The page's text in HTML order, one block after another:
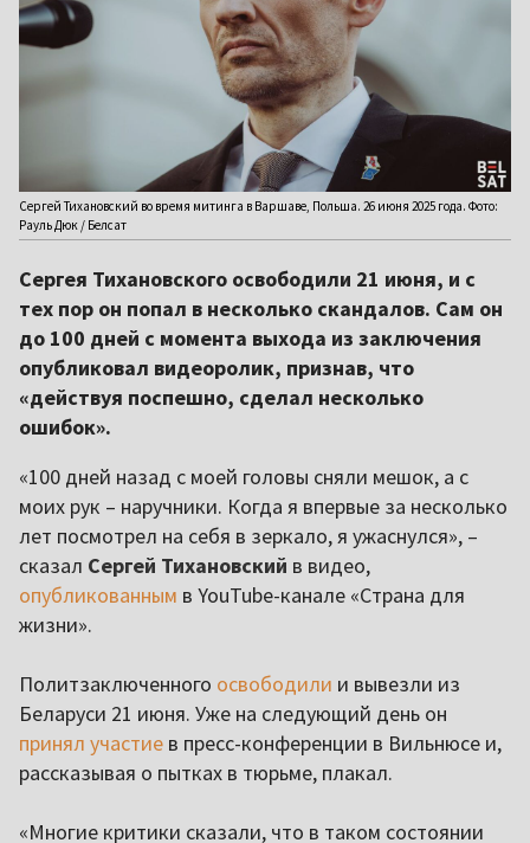
Сергей Тихановский во время митинга в Варшаве, Польша. 26 июня 2025 года. Фото:
Рауль Дюк / Белсат
Сергея Тихановского освободили 21 июня, и с
тех пор он попал в несколько скандалов. Сам он
до 100 дней с момента выхода из заключения
опубликовал видеоролик, признав, что
«действуя поспешно, сделал несколько
ошибок».
«100 дней назад с моей головы сняли мешок, а с
моих рук – наручники. Когда я впервые за несколько
лет посмотрел на себя в зеркало, я ужаснулся», –
сказал Сергей Тихановский в видео,
опубликованным в YouTube-канале «Страна для
жизни».
Политзаключенного освободили и вывезли из
Беларуси 21 июня. Уже на следующий день он
принял участие в пресс-конференции в Вильнюсе и,
рассказывая о пытках в тюрьме, плакал.
«Многие критики сказали, что в таком состоянии